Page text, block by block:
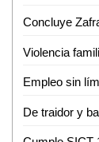
Empleo sin